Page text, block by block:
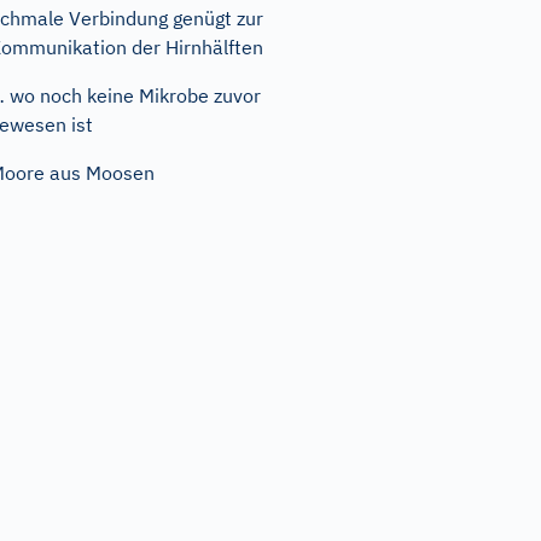
Verbindung genügt zur
der Hirnhälften
wo noch keine Mikrobe zuvor
ist
aus Moosen